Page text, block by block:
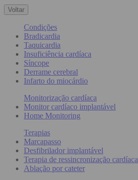
Voltar
Condições
Bradicardia
Taquicardia
Insuficiência cardíaca
Síncope
Derrame cerebral
Infarto do miocárdio
Monitorização cardíaca
Monitor cardíaco implantável
Home Monitoring
Terapias
Marcapasso
Desfibrilador implantável
Terapia de ressincronização cardíaca
Ablação por cateter